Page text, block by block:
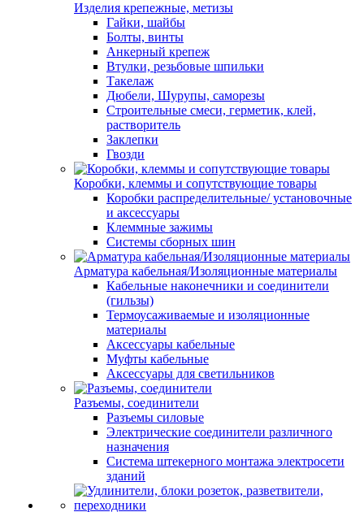
Изделия крепежные, метизы
Гайки, шайбы
Болты, винты
Анкерный крепеж
Втулки, резьбовые шпильки
Такелаж
Дюбели, Шурупы, саморезы
Строительные смеси, герметик, клей,
растворитель
Заклепки
Гвозди
Коробки, клеммы и сопутствующие товары
Коробки распределительные/ установочные
и аксессуары
Клеммные зажимы
Системы сборных шин
Арматура кабельная/Изоляционные материалы
Кабельные наконечники и соединители
(гильзы)
Термоусаживаемые и изоляционные
материалы
Аксессуары кабельные
Муфты кабельные
Аксессуары для светильников
Разъемы, соединители
Разъемы силовые
Электрические соединители различного
назначения
Система штекерного монтажа электросети
зданий